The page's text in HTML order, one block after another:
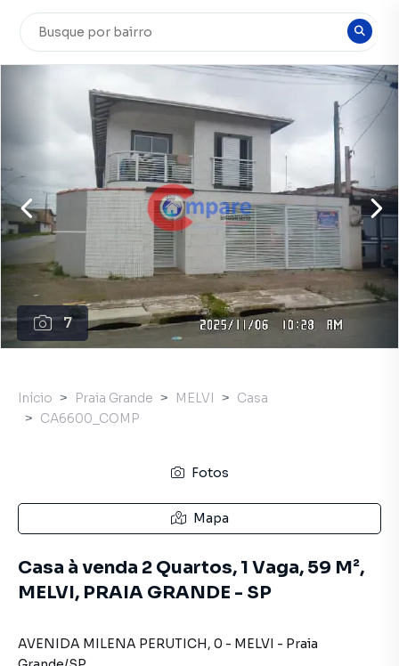
7
Início Praia Grande MELVI
Casa
CA6600_COMP
Fotos
Mapa
Casa à venda 2 Quartos, 1 Vaga, 59 M²,
MELVI, PRAIA GRANDE - SP
AVENIDA MILENA PERUTICH, 0 - MELVI - Praia